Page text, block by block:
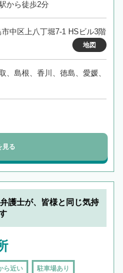
から徒歩2分
中区上八丁堀7-1 HSビル3階
地図
、島根、香川、徳島、愛媛、
見る
護士が、皆様と同じ気持
ら近い 駐車場あり